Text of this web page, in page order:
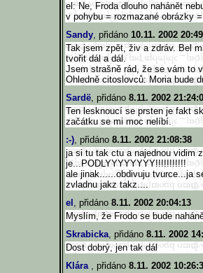
el: Ne, Froda dlouho nahánět
v pohybu = rozmazané obrázky
Sandy, přidáno 10.11. 2002
Tak jsem zpět, živ a zdráv. Bel
tvořit dál a dál.
Jsem strašně rád, že se vám to
Ohledně citoslovců: Moria bude
Sardë, přidáno 8.11. 2002
Ten lesknoucí se prsten je fakt
začátku se mi moc nelíbí.
:-), přidáno 8.11. 2002 21:08:38
ja si tu tak ctu a najednou vidim
je...PODLYYYYYYYY!!!!!!!!!!!
ale jinak......obdivuju tvurce...ja
zvladnu jakz takz....
el , přidáno 8.11. 2002 20:04:13
Myslím, že Frodo se bude
Skrabicka, přidáno 8.11. 2002
Dost dobrý, jen tak dál
Klára , přidáno 8.11. 2002